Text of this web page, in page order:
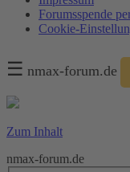
Forumsspende
Cookie-
☰ nmax-forum.de
Zum Inhalt
nmax-forum.de